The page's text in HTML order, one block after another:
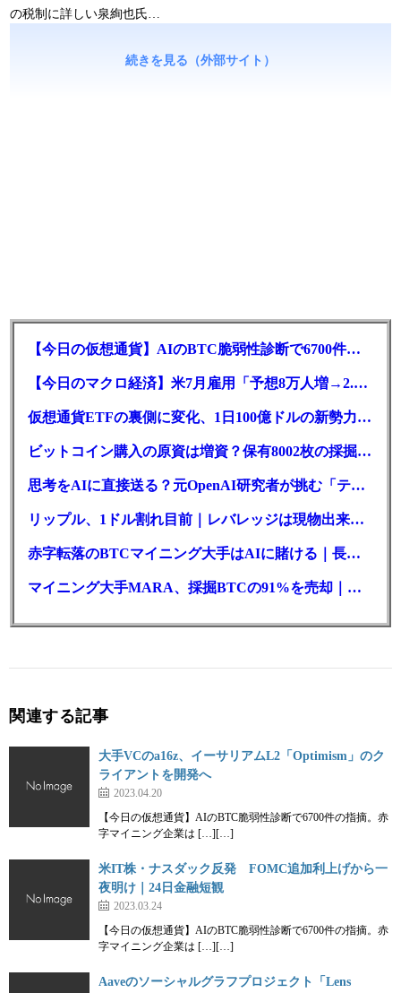
の税制に詳しい泉絢也氏…
続きを見る（外部サイト）
【今日の仮想通貨】AIのBTC脆弱性診断で6700件の指摘。赤字マイニング企業はAIに賭ける
【今日のマクロ経済】米7月雇用「予想8万人増→2.3万人減」で利上げ観測後退
仮想通貨ETFの裏側に変化、1日100億ドルの新勢力がSEC登録
ビットコイン購入の原資は増資？保有8002枚の採掘企業の実態とは
思考をAIに直接送る？元OpenAI研究者が挑む「テレパシー」開発とは
リップル、1ドル割れ目前｜レバレッジは現物出来高の6倍超
赤字転落のBTCマイニング大手はAIに賭ける｜長期負債17.8億ドル
マイニング大手MARA、採掘BTCの91%を売却｜純損失6億ドル
関連する記事
大手VCのa16z、イーサリアムL2「Optimism」のク
ライアントを開発へ
2023.04.20
【今日の仮想通貨】AIのBTC脆弱性診断で6700件の指摘。赤
字マイニング企業は […][…]
米IT株・ナスダック反発 FOMC追加利上げから一
夜明け｜24日金融短観
2023.03.24
【今日の仮想通貨】AIのBTC脆弱性診断で6700件の指摘。赤
字マイニング企業は […][…]
Aaveのソーシャルグラフプロジェクト「Lens